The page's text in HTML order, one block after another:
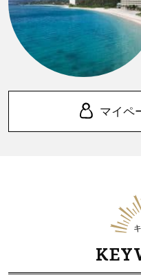
マイペ